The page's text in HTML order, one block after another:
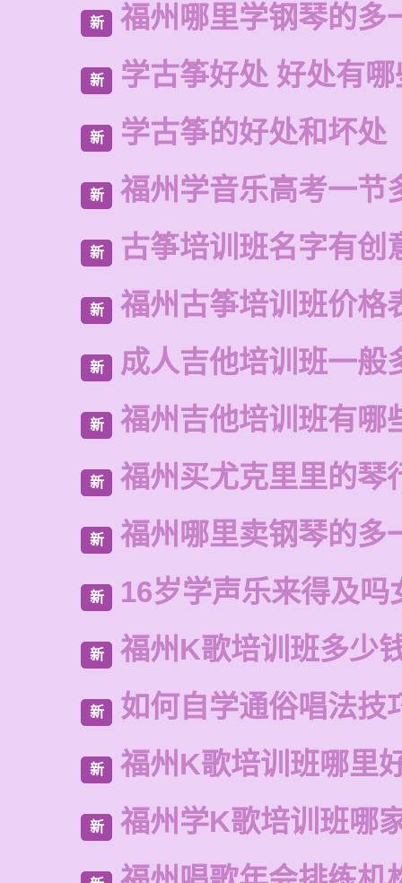
新 福州哪里学钢琴的多
新 学古筝好处 好处有哪
新 学古筝的好处和坏处
新 福州学音乐高考一节
新 古筝培训班名字有创
新 福州古筝培训班价格
新 成人吉他培训班一般
新 福州吉他培训班有哪
新 福州买尤克里里的琴
新 福州哪里卖钢琴的多
新 16岁学声乐来得及吗
新 福州K歌培训班多少
新 如何自学通俗唱法技
新 福州K歌培训班哪里
新 福州学K歌培训班哪